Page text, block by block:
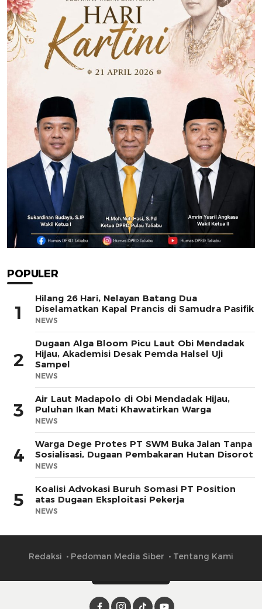
POPULER
1
Hilang 26 Hari, Nelayan Batang Dua
Diselamatkan Kapal Prancis di Samudra Pasifik
NEWS
2
Dugaan Alga Bloom Picu Laut Obi Mendadak
Hijau, Akademisi Desak Pemda Halsel Uji
Sampel
NEWS
3
Air Laut Madapolo di Obi Mendadak Hijau,
Puluhan Ikan Mati Khawatirkan Warga
NEWS
4
Warga Dege Protes PT SWM Buka Jalan Tanpa
Sosialisasi, Dugaan Pembakaran Hutan Disorot
NEWS
5
Koalisi Advokasi Buruh Somasi PT Position
atas Dugaan Eksploitasi Pekerja
NEWS
Redaksi Pedoman Media Siber Tentang Kami